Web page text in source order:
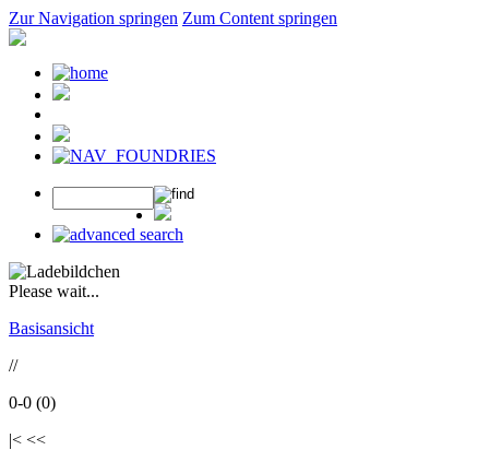
Zur Navigation springen Zum Content springen
Please wait...
Basisansicht
//
0-0 (0)
|< <<